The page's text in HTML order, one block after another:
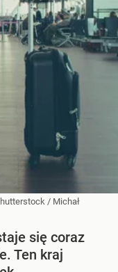
/ Michał
się coraz
Ten kraj